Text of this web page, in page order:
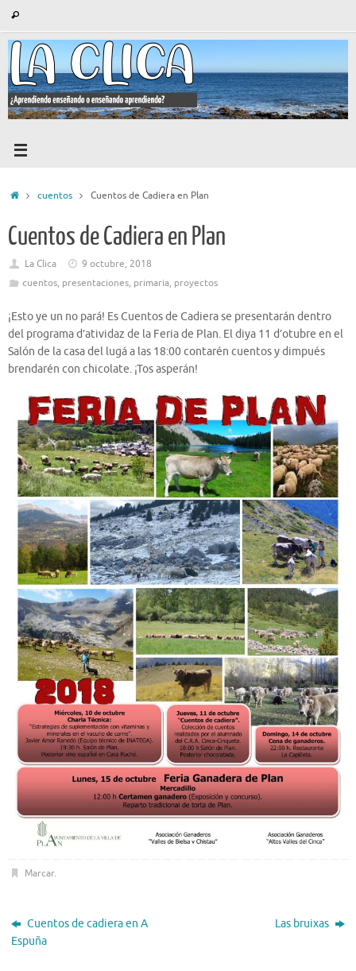
contenido
Buscar
Iniciocuentos Cuentos de Cadiera en Plan
Cuentos de Cadiera en Plan
La Clica
9 octubre, 2018
cuentos, presentaciones, primaria, proyectos
¡Esto ye un no pará! Es Cuentos de Cadiera se presentarán dentro
del programa d’atividaz de la Feria de Plan. El diya 11 d’otubre en el
Salón de la casa del lugá a las 18:00 contarén cuentos y dimpués
brendarén con chicolate. ¡Tos asperán!
Marcar.
Cuentos de cadiera en A
Espuña
Las bruixas